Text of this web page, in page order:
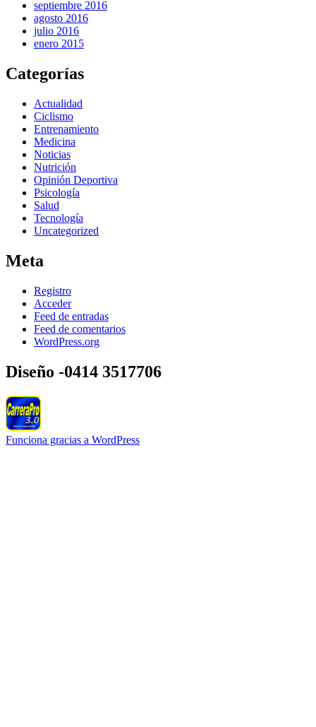
septiembre 2016
agosto 2016
julio 2016
enero 2015
Categorías
Actualidad
Ciclismo
Entrenamiento
Medicina
Noticias
Nutrición
Opinión Deportiva
Psicología
Salud
Tecnología
Uncategorized
Meta
Registro
Acceder
Feed de entradas
Feed de comentarios
WordPress.org
Diseño -0414 3517706
Funciona gracias a WordPress